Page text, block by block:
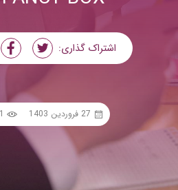
اشتراک گذاری:
27 فروردین 1403